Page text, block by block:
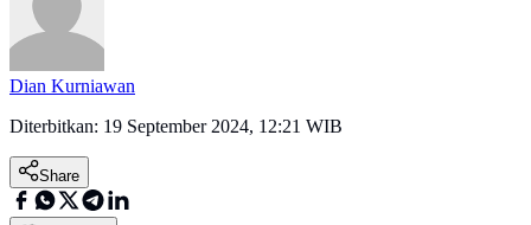
Dian Kurniawan
Diterbitkan: 19 September 2024, 12:21 WIB
Share